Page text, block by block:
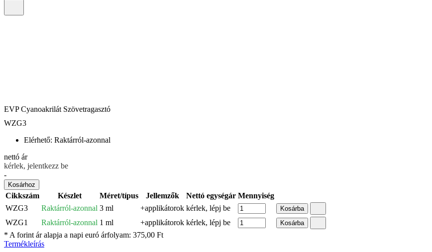
EVP Cyanoakrilát Szövetragasztó
WZG3
Elérhető: Raktárról-azonnal
nettó ár
kérlek, jelentkezz be
-
Kosárhoz
Cikkszám Készlet Méret/típus Jellemzők Nettó egységár Mennyiség
WZG3
Raktárról-azonnal 3 ml +applikátorok kérlek, lépj be Kosárba
WZG1 Raktárról-azonnal 1 ml +applikátorok kérlek, lépj be Kosárba
* A forint ár alapja a napi euró árfolyam: 375,00 Ft
Termékleírás